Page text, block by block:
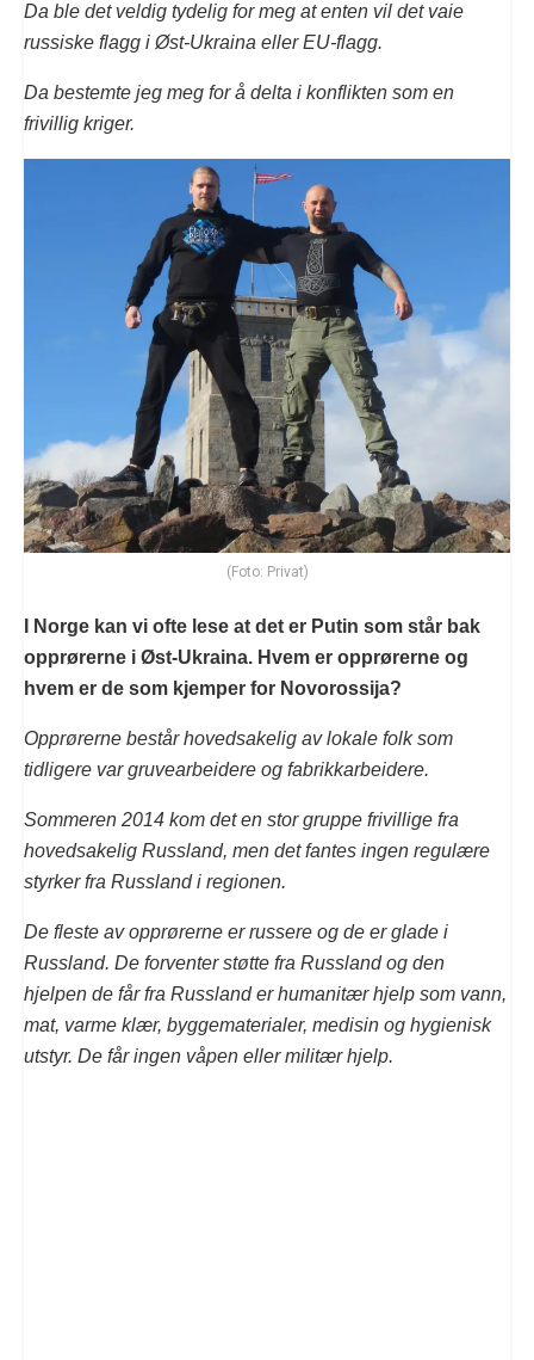
Da ble det veldig tydelig for meg at enten vil det vaie
russiske flagg i Øst-Ukraina eller EU-flagg.
Da bestemte jeg meg for å delta i konflikten som en
frivillig kriger.
(Foto: Privat)
I Norge kan vi ofte lese at det er Putin som står bak
opprørerne i Øst-Ukraina. Hvem er opprørerne og
hvem er de som kjemper for Novorossija?
Opprørerne består hovedsakelig av lokale folk som
tidligere var gruvearbeidere og fabrikkarbeidere.
Sommeren 2014 kom det en stor gruppe frivillige fra
hovedsakelig Russland, men det fantes ingen regulære
styrker fra Russland i regionen.
De fleste av opprørerne er russere og de er glade i
Russland. De forventer støtte fra Russland og den
hjelpen de får fra Russland er humanitær hjelp som vann,
mat, varme klær, byggematerialer, medisin og hygienisk
utstyr. De får ingen våpen eller militær hjelp.